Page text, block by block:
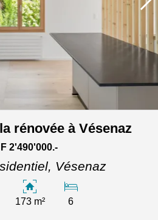
rénovée à Vésenaz
2'490'000.-
Vésenaz
173 m² 6